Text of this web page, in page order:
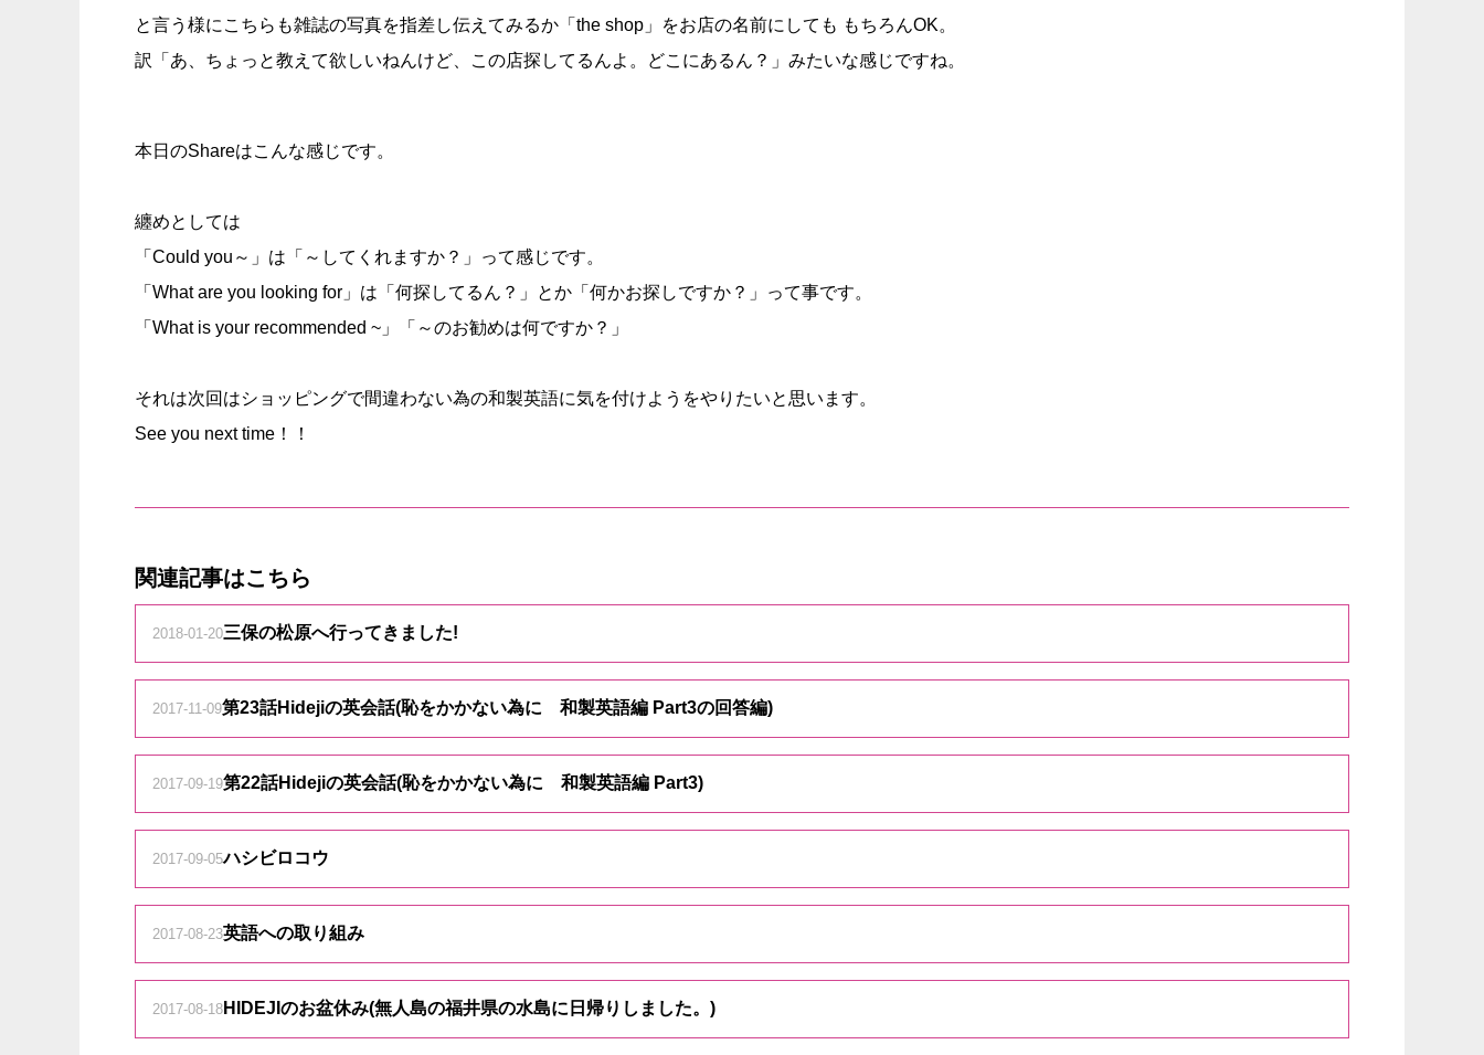
と言う様にこちらも雑誌の写真を指差し伝えてみるか「the shop」をお店の名前にしても もちろんOK。
訳「あ、ちょっと教えて欲しいねんけど、この店探してるんよ。どこにあるん？」みたいな感じですね。
本日のShareはこんな感じです。
纏めとしては
「Could you～」は「～してくれますか？」って感じです。
「What are you looking for」は「何探してるん？」とか「何かお探しですか？」って事です。
「What is your recommended ~」「～のお勧めは何ですか？」
それは次回はショッピングで間違わない為の和製英語に気を付けようをやりたいと思います。
See you next time！！
関連記事はこちら
2018-01-20三保の松原へ行ってきました!
2017-11-09第23話Hidejiの英会話(恥をかかない為に 和製英語編 Part3の回答編)
2017-09-19第22話Hidejiの英会話(恥をかかない為に 和製英語編 Part3)
2017-09-05ハシビロコウ
2017-08-23英語への取り組み
2017-08-18 HIDEJIのお盆休み(無人島の福井県の水島に日帰りしました。)